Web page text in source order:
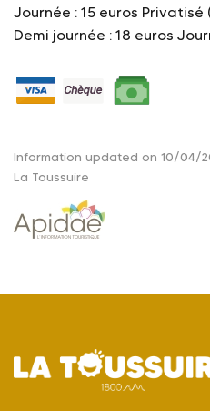
Journée : 15 euros Privatisé
Demi journée : 18 euros
Information updated on 10/04/
La Toussuire